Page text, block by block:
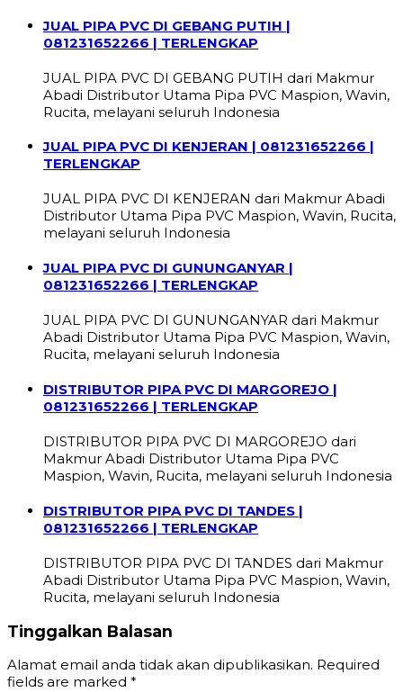
JUAL PIPA PVC DI GEBANG PUTIH |
081231652266 | TERLENGKAP
JUAL PIPA PVC DI GEBANG PUTIH dari Makmur
Abadi Distributor Utama Pipa PVC Maspion, Wavin,
Rucita, melayani seluruh Indonesia
JUAL PIPA PVC DI KENJERAN | 081231652266 |
TERLENGKAP
JUAL PIPA PVC DI KENJERAN dari Makmur Abadi
Distributor Utama Pipa PVC Maspion, Wavin, Rucita,
melayani seluruh Indonesia
JUAL PIPA PVC DI GUNUNGANYAR |
081231652266 | TERLENGKAP
JUAL PIPA PVC DI GUNUNGANYAR dari Makmur
Abadi Distributor Utama Pipa PVC Maspion, Wavin,
Rucita, melayani seluruh Indonesia
DISTRIBUTOR PIPA PVC DI MARGOREJO |
081231652266 | TERLENGKAP
DISTRIBUTOR PIPA PVC DI MARGOREJO dari
Makmur Abadi Distributor Utama Pipa PVC
Maspion, Wavin, Rucita, melayani seluruh Indonesia
DISTRIBUTOR PIPA PVC DI TANDES |
081231652266 | TERLENGKAP
DISTRIBUTOR PIPA PVC DI TANDES dari Makmur
Abadi Distributor Utama Pipa PVC Maspion, Wavin,
Rucita, melayani seluruh Indonesia
Tinggalkan Balasan
Alamat email anda tidak akan dipublikasikan. Required
fields are marked *